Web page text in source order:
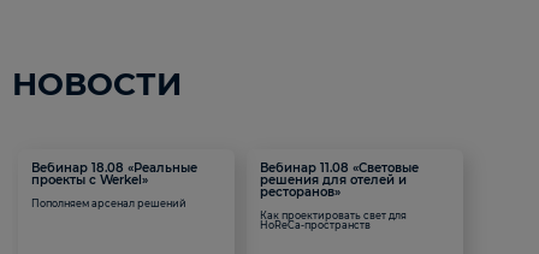
НОВОСТИ
Вебинар 18.08 «Реальные
проекты с Werkel»
Пополняем арсенал решений
Вебинар 11.08 «Световые
решения для отелей и
ресторанов»
Как проектировать свет для
HoReCa-пространств